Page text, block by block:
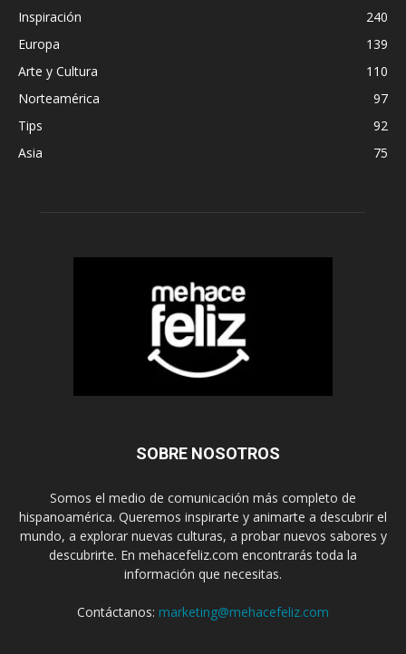
Inspiración
240
Europa
139
Arte y Cultura
110
Norteamérica
97
Tips
92
Asia
75
SOBRE NOSOTROS
Somos el medio de comunicación más completo de
hispanoamérica. Queremos inspirarte y animarte a descubrir el
mundo, a explorar nuevas culturas, a probar nuevos sabores y
descubrirte. En mehacefeliz.com encontrarás toda la
información que necesitas.
Contáctanos: marketing@mehacefeliz.com